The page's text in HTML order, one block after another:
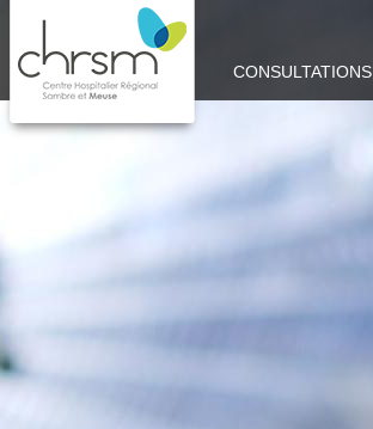
SITE
CONSULTATIONS